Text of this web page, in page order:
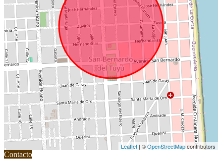
Leaflet | ©OpenStreetMapcontributors
Contacto